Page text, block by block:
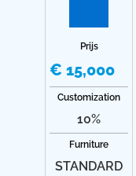
Prijs
€ 15,000
Customization
10%
Furniture
STANDARD